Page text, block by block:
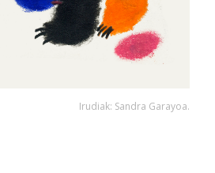
Irudiak: Sandra Garayoa.